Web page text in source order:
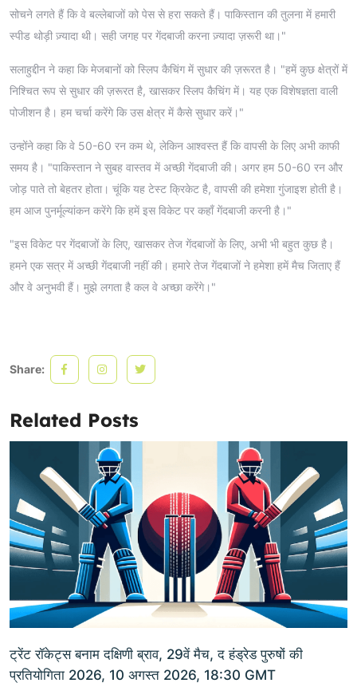
सोचने लगते हैं कि वे बल्लेबाजों को पेस से हरा सकते हैं। पाकिस्तान की तुलना में हमारी
स्पीड थोड़ी ज़्यादा थी। सही जगह पर गेंदबाजी करना ज़्यादा ज़रूरी था।"
सलाहुद्दीन ने कहा कि मेजबानों को स्लिप कैचिंग में सुधार की ज़रूरत है। "हमें कुछ क्षेत्रों में
निश्चित रूप से सुधार की ज़रूरत है, खासकर स्लिप कैचिंग में। यह एक विशेषज्ञता वाली
पोजीशन है। हम चर्चा करेंगे कि उस क्षेत्र में कैसे सुधार करें।"
उन्होंने कहा कि वे 50-60 रन कम थे, लेकिन आश्वस्त हैं कि वापसी के लिए अभी काफी
समय है। "पाकिस्तान ने सुबह वास्तव में अच्छी गेंदबाजी की। अगर हम 50-60 रन और
जोड़ पाते तो बेहतर होता। चूंकि यह टेस्ट क्रिकेट है, वापसी की हमेशा गुंजाइश होती है।
हम आज पुनर्मूल्यांकन करेंगे कि हमें इस विकेट पर कहाँ गेंदबाजी करनी है।"
"इस विकेट पर गेंदबाजों के लिए, खासकर तेज गेंदबाजों के लिए, अभी भी बहुत कुछ है।
हमने एक सत्र में अच्छी गेंदबाजी नहीं की। हमारे तेज गेंदबाजों ने हमेशा हमें मैच जिताए हैं
और वे अनुभवी हैं। मुझे लगता है कल वे अच्छा करेंगे।"
Share:
Related Posts
ट्रेंट रॉकेट्स बनाम दक्षिणी ब्राव, 29वें मैच, द हंड्रेड पुरुषों की
प्रतियोगिता 2026, 10 अगस्त 2026, 18:30 GMT